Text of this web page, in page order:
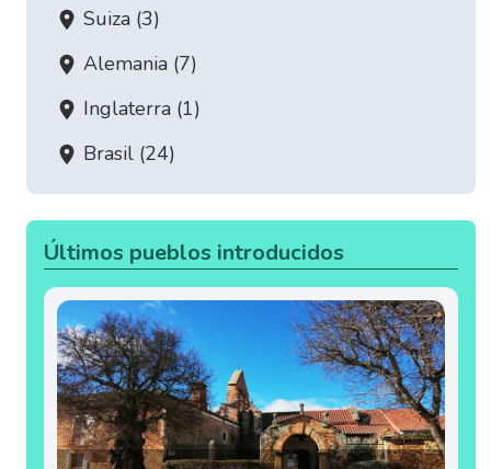
Suiza (3)
Alemania (7)
Inglaterra (1)
Brasil (24)
Últimos pueblos introducidos